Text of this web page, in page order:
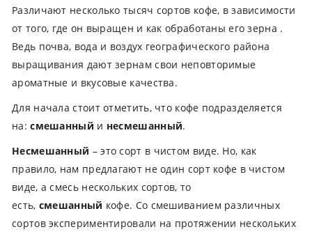
Различают несколько тысяч сортов кофе, в зависимости
от того, где он выращен и как обработаны его зерна .
Ведь почва, вода и воздух географического района
выращивания дают зернам свои неповторимые
ароматные и вкусовые качества.
Для начала стоит отметить, что кофе подразделяется
на:смешанный и несмешанный.
Несмешанный – это сорт в чистом виде. Но, как
правило, нам предлагают не один сорт кофе в чистом
виде, а смесь нескольких сортов, то
есть, смешанный кофе. Со смешиванием различных
сортов экспериментировали на протяжении нескольких